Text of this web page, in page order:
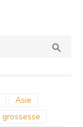

Asie
grossesse